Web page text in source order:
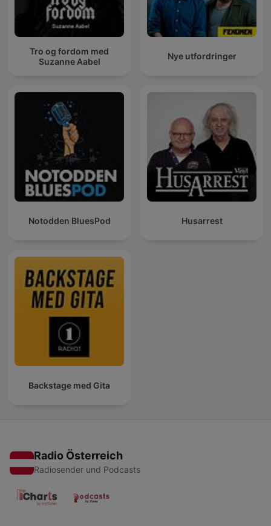
Tro og fordom med
Suzanne Aabel
Nye utfordringer
Notodden BluesPod Husarrest
Backstage med Gita
Radio Österreich
Radiosender und Podcasts